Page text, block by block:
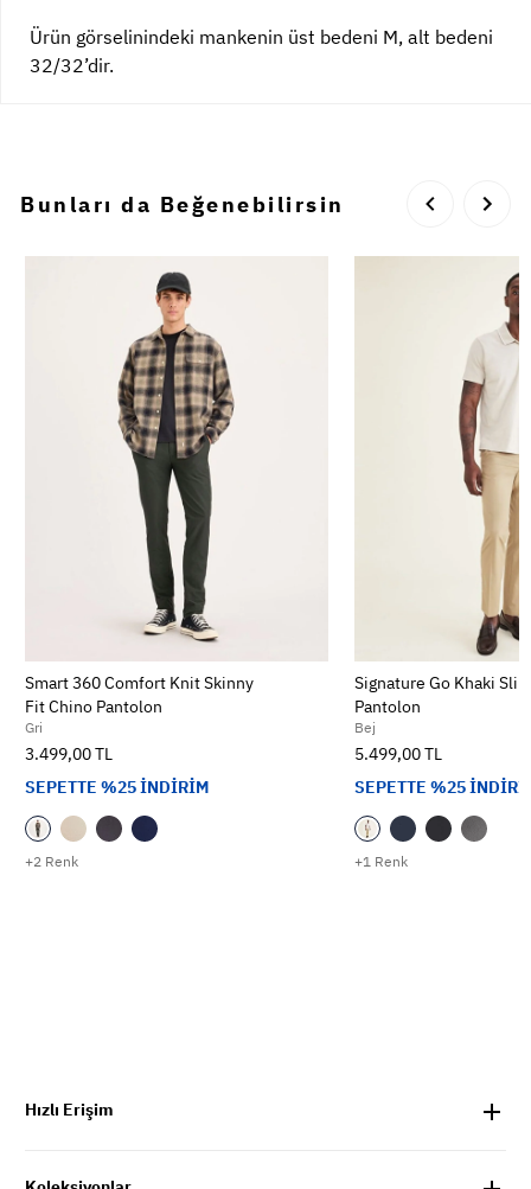
Ürün görselinindeki mankenin üst bedeni M, alt bedeni
32/32’dir.
Bunları da Beğenebilirsin
+2 Renk
Smart 360 Comfort Knit Skinny
Fit Chino Pantolon
Gri
3.499,00 TL
SEPETTE %25 İNDİRİM
+1 Renk
Signature Go Khaki
Pantolon
Bej
5.499,00 TL
SEPETTE %25
Hızlı Erişim